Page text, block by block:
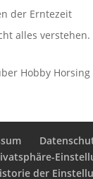
der Erntezeit
alles
Hobby Horsing
der